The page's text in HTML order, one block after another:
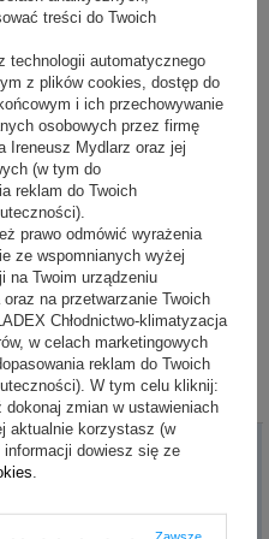
rybny?
jakie formalności i sprzęt są
zgodnie z przepisami i
treści do Twoich
technologii automatycznego
z plików cookies, dostęp do
i ich przechowywanie
osobowych przez firmę
Ireneusz Mydlarz oraz jej
(w tym do
reklam do Twoich
prawo odmówić wyrażenia
ze wspomnianych wyżej
na Twoim urządzeniu
na przetwarzanie Twoich
Chłodnictwo-klimatyzacja
w celach marketingowych
reklam do Twoich
W tym celu kliknij:
dokonaj zmian w ustawieniach
aktualnie korzystasz (w
dowiesz się ze